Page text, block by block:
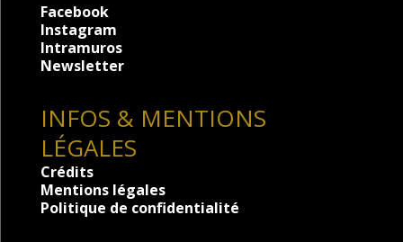
Facebook
Instagram
Intramuros
Newsletter
INFOS & MENTIONS
LÉGALES
Crédits
Mentions légales
Politique de confidentialité